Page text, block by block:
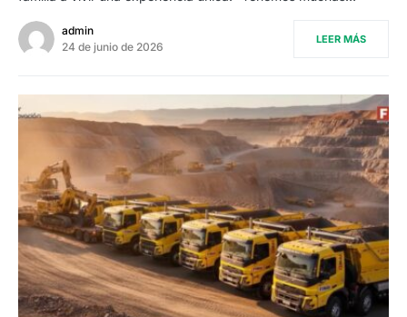
admin
24 de junio de 2026
LEER MÁS